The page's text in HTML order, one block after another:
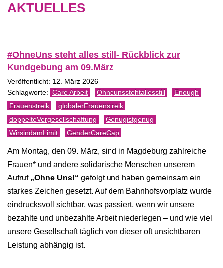
AKTUELLES
#OhneUns steht alles still- Rückblick zur
Kundgebung am 09.März
Veröffentlicht: 12. März 2026
Care Arbeit Ohneunsstehtallesstill
Enough
Frauenstreik
globalerFrauenstreik
doppelteVergesellschaftung
Genugistgenug
WirsindamLimit
GenderCareGap
Am Montag, den 09. März, sind in Magdeburg zahlreiche
Frauen* und andere solidarische Menschen unserem
Aufruf „Ohne Uns!“ gefolgt und haben gemeinsam ein
starkes Zeichen gesetzt. Auf dem Bahnhofsvorplatz wurde
eindrucksvoll sichtbar, was passiert, wenn wir unsere
bezahlte und unbezahlte Arbeit niederlegen – und wie viel
unsere Gesellschaft täglich von dieser oft unsichtbaren
Leistung abhängig ist.